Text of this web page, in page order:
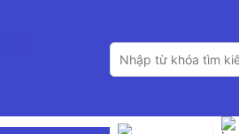
Tìm
kiếm: